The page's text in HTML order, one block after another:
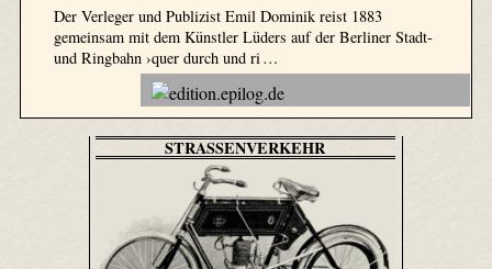
Der Verleger und Publizist Emil Dominik reist 1883
gemeinsam mit dem Künstler Lüders auf der Berliner Stadt-
und Ringbahn ›quer durch und ri …
STRASSENVERKEHR